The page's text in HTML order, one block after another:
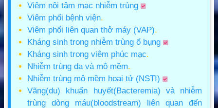
Viêm nội tâm mạc nhiễm trùng
Viêm phổi bệnh viện.
Viêm phổi liên quan thở máy (VAP).
Kháng sinh trong nhiễm trùng ổ bụng
Kháng sinh trong viêm phúc mạc.
Nhiễm trùng da và mô mềm.
Nhiễm trùng mô mềm hoại tử (NSTI)
Vãng(du) khuẩn huyết(Bacteremia) và nhiễm
trùng dòng máu(bloodstream) liên quan đến